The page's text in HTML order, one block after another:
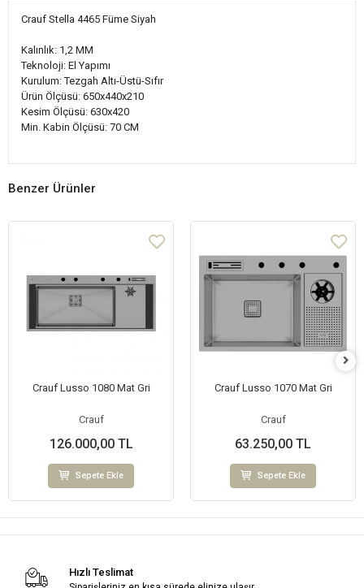
Crauf Stella 4465 Füme Siyah
Kalınlık: 1,2 MM
Teknoloji: El Yapımı
Kurulum: Tezgah Altı-Üstü-Sıfır
Ürün Ölçüsü: 650x440x210
Kesim Ölçüsü: 630x420
Min. Kabin Ölçüsü: 70 CM
Benzer Ürünler
Crauf Lusso 1080 Mat Gri
Crauf
126.000,00 TL
Sepete Ekle
Crauf Lusso 1070 Mat Gri
Crauf
63.250,00 TL
Sepete Ekle
Hızlı Teslimat